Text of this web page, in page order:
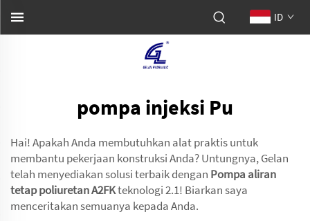
ID
pompa injeksi Pu
Hai! Apakah Anda membutuhkan alat praktis untuk
membantu pekerjaan konstruksi Anda? Untungnya, Gelan
telah menyediakan solusi terbaik dengan Pompa aliran
tetap poliuretan A2FKteknologi 2.1! Biarkan saya
menceritakan semuanya kepada Anda.